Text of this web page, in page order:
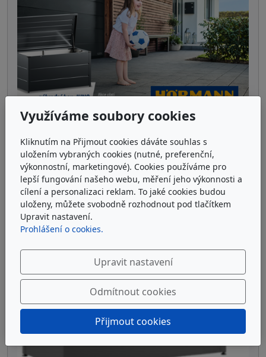
PODZIMNÍ AKCE HÖRMANN 2025
Využíváme soubory cookies
Kliknutím na Přijmout cookies dáváte souhlas s
uložením vybraných cookies (nutné, preferenční,
výkonnostní, marketingové). Cookies používáme pro
lepší fungování našeho webu, měření jeho výkonnosti a
cílení a personalizaci reklam. To jaké cookies budou
uloženy, můžete svobodně rozhodnout pod tlačítkem
Upravit nastavení.
Prohlášení o cookies.
Upravit nastavení
Odmítnout cookies
Přijmout cookies